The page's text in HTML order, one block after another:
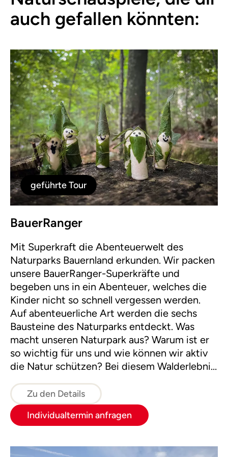
auch gefallen könnten:
geführte Tour
BauerRanger
Mit Superkraft die Abenteuerwelt des
Naturparks Bauernland erkunden. Wir packen
unsere BauerRanger-Superkräfte und
begeben uns in ein Abenteuer, welches die
Kinder nicht so schnell vergessen werden.
Auf abenteuerliche Art werden die sechs
Bausteine des Naturparks entdeckt. Was
macht unseren Naturpark aus? Warum ist er
so wichtig für uns und wie können wir aktiv
die Natur schützen? Bei diesem Walderlebnis
kennen und löst als Team gemeinsam
spannende Aufgaben. Es ist Zeit für die
zukünftigen BauerRanger!
Zu den Details
Individualtermin anfragen